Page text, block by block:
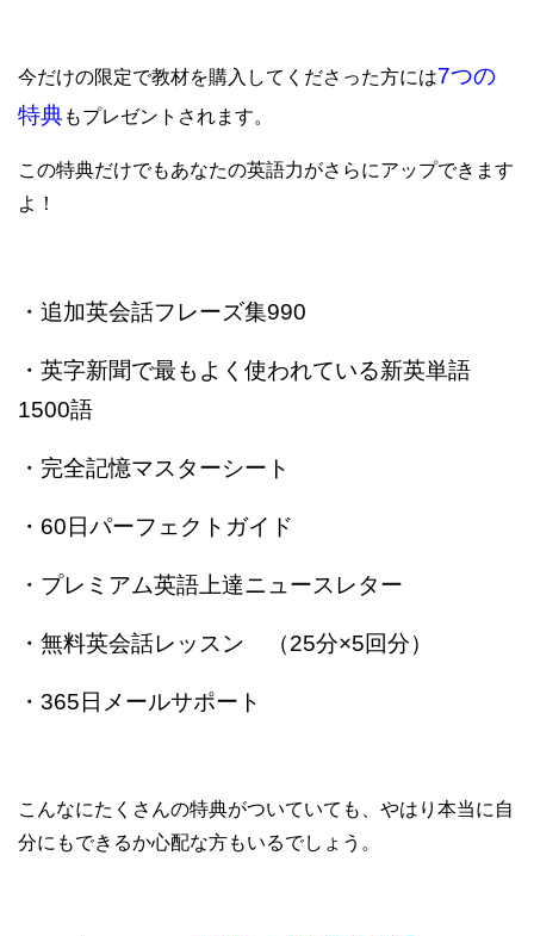
今だけの限定で教材を購入してくださった方には7つの
特典もプレゼントされます。
この特典だけでもあなたの英語力がさらにアップできます
よ！
・追加英会話フレーズ集990
・英字新聞で最もよく使われている新英単語
1500語
・完全記憶マスターシート
・60日パーフェクトガイド
・プレミアム英語上達ニュースレター
・無料英会話レッスン （25分×5回分）
・365日メールサポート
こんなにたくさんの特典がついていても、やはり本当に自
分にもできるか心配な方もいるでしょう。